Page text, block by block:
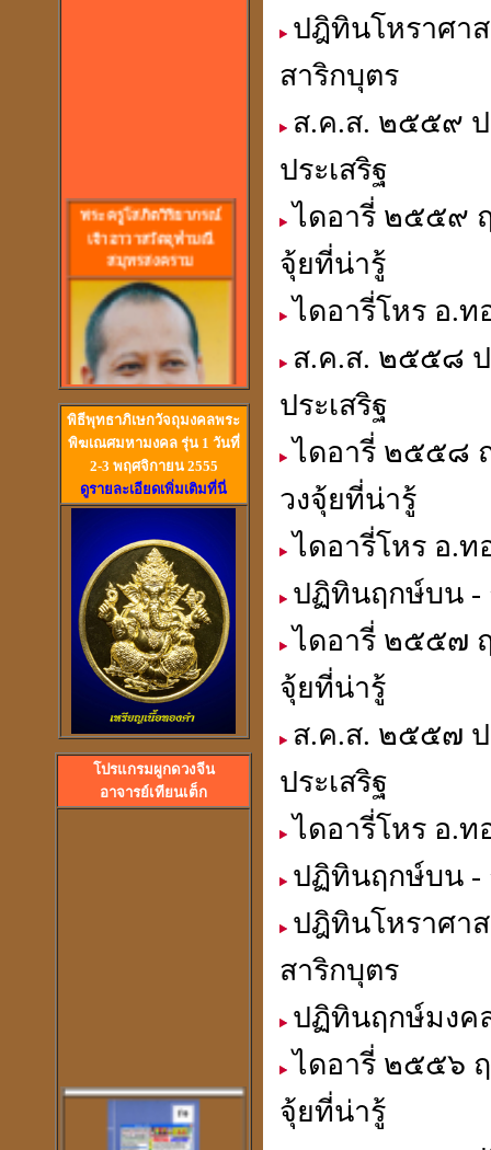
พระครูโสภิตวิริยาภรณ์
เจ้าอาวาสวัดจุฬามณี
สมุทรสงคราม
วัดสวนหงส์ สุพรรณบุรี
ลวงพ่อปลื้ม วัดสวนหงส
พระอาจารย์ปุ้ม วัดศาลาแดง
พิธีพุทธาภิเษกวัจถุมงคลพระ
พิฆเณศมหามงคล รุ่น 1 วันที่
2-3 พฤศจิกายน 2555
ดูรายละเอียดเพิ่มเติมที่นี่
โปรแกรมผูกดวงจีน
อาจารย์เทียนเต็ก
ปฎิทินโหราศา
สาริกบุตร
ส.ค.ส. ๒๕๕๙
ประเสริฐ
ไดอารี่ ๒๕๕๙
จุ้ยที่น่ารู้
ไดอารี่โหร อ.ท
ส.ค.ส. ๒๕๕๘
ประเสริฐ
ไดอารี่ ๒๕๕๘
วงจุ้ยที่น่ารู้
ไดอารี่โหร อ.ท
ปฏิทินฤกษ์บน -
ไดอารี่ ๒๕๕๗
จุ้ยที่น่ารู้
ส.ค.ส. ๒๕๕๗
ประเสริฐ
ไดอารี่โหร อ.ท
ปฏิทินฤกษ์บน -
ปฎิทินโหราศา
สาริกบุตร
ปฏิทินฤกษ์มงคล
ไดอารี่ ๒๕๕๖
จุ้ยที่น่ารู้